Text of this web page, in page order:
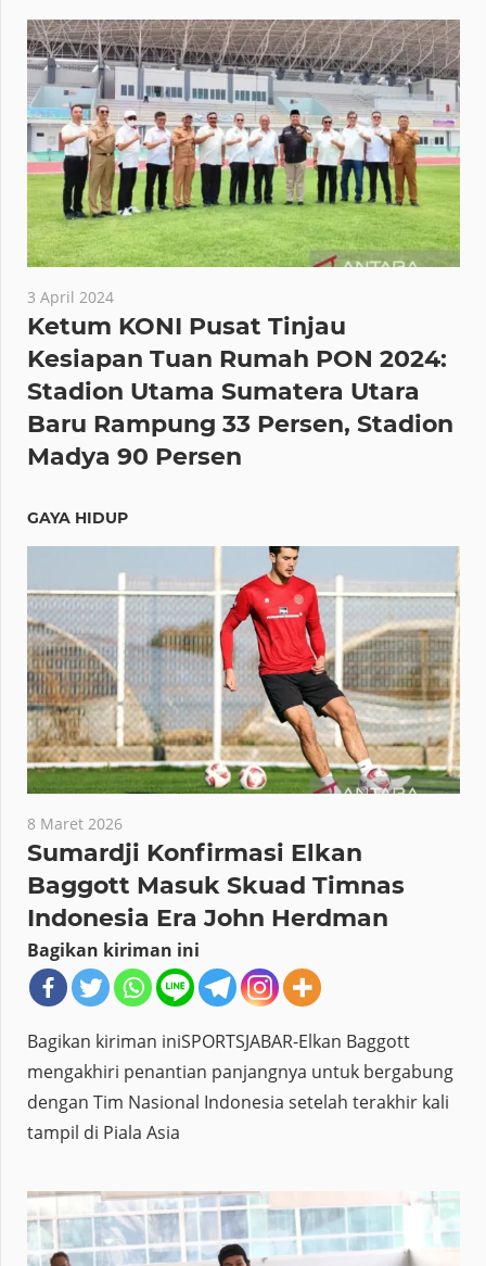
3 April 2024
Ketum KONI Pusat Tinjau
Kesiapan Tuan Rumah PON 2024:
Stadion Utama Sumatera Utara
Baru Rampung 33 Persen, Stadion
Madya 90 Persen
GAYA HIDUP
8 Maret 2026
Sumardji Konfirmasi Elkan
Baggott Masuk Skuad Timnas
Indonesia Era John Herdman
Bagikan kiriman ini
Bagikan kiriman iniSPORTSJABAR-Elkan Baggott
mengakhiri penantian panjangnya untuk bergabung
dengan Tim Nasional Indonesia setelah terakhir kali
tampil di Piala Asia